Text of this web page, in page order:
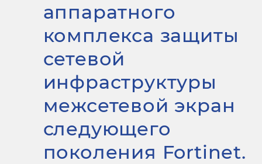
аппаратного
комплекса защиты
сетевой
инфраструктуры
межсетевой экран
следующего
поколения Fortinet.